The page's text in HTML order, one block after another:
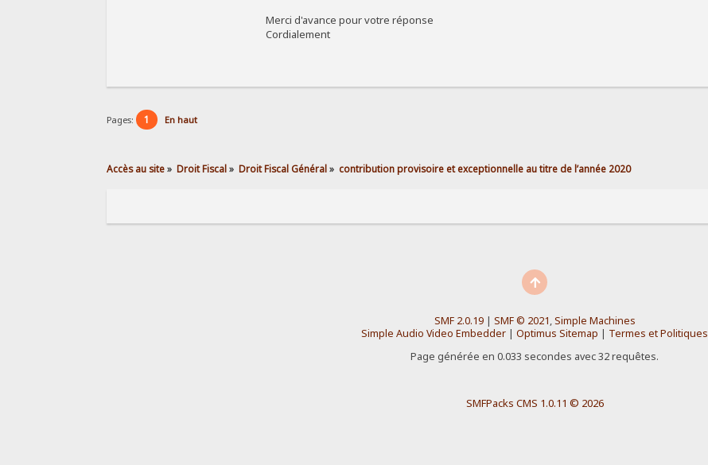
Merci d'avance pour votre réponse
Cordialement
Pages: 1 En haut
Accès au site» Droit Fiscal» Droit Fiscal Général» contribution provisoire et exceptionnelle au titre de l’année 2020
SMF 2.0.19| SMF © 2021,Simple Machines
Simple Audio Video Embedder | Optimus Sitemap | Termes et Politiques
Page générée en 0.033 secondes avec 32 requêtes.
SMFPacks CMS 1.0.11 © 2026